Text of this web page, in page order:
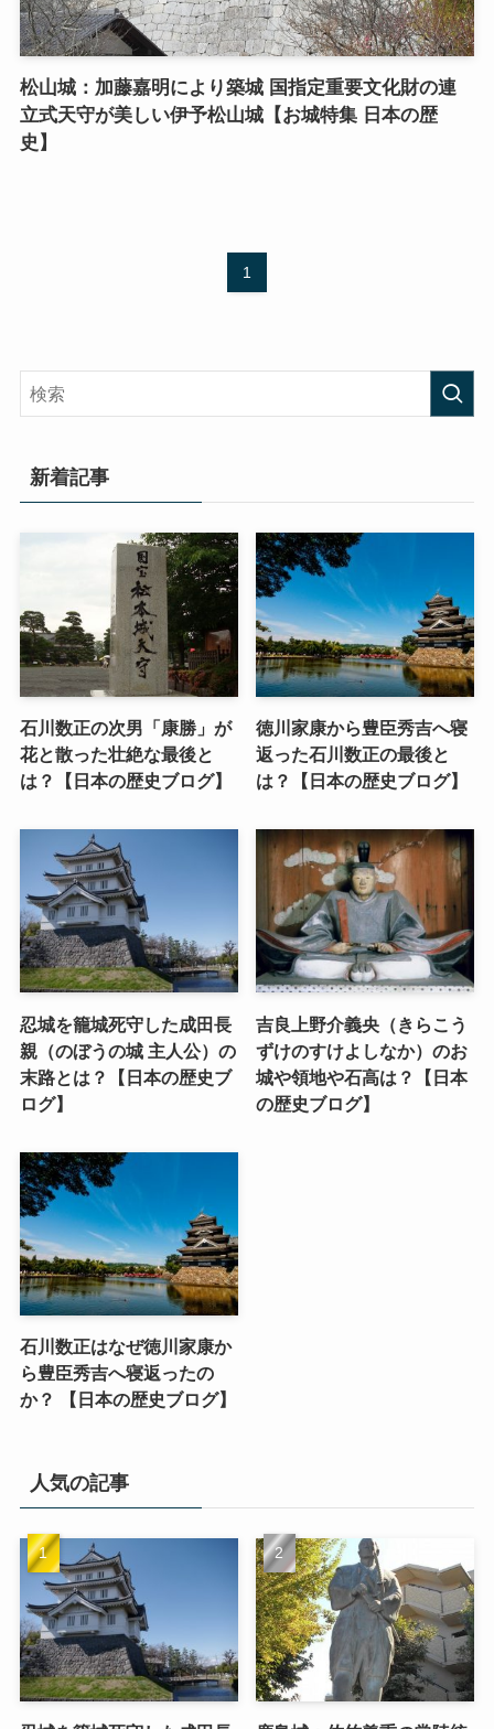
松山城：加藤嘉明により築城 国指定重要文化財の連
立式天守が美しい伊予松山城【お城特集 日本の歴
史】
1
新着記事
石川数正の次男「康勝」が
花と散った壮絶な最後と
は？【日本の歴史ブログ】
徳川家康から豊臣秀吉へ寝
返った石川数正の最後と
は？【日本の歴史ブログ】
忍城を籠城死守した成田長
親（のぼうの城 主人公）の
末路とは？【日本の歴史ブ
ログ】
吉良上野介義央（きらこう
ずけのすけよしなか）のお
城や領地や石高は？【日本
の歴史ブログ】
石川数正はなぜ徳川家康か
ら豊臣秀吉へ寝返ったの
か？ 【日本の歴史ブログ】
人気の記事